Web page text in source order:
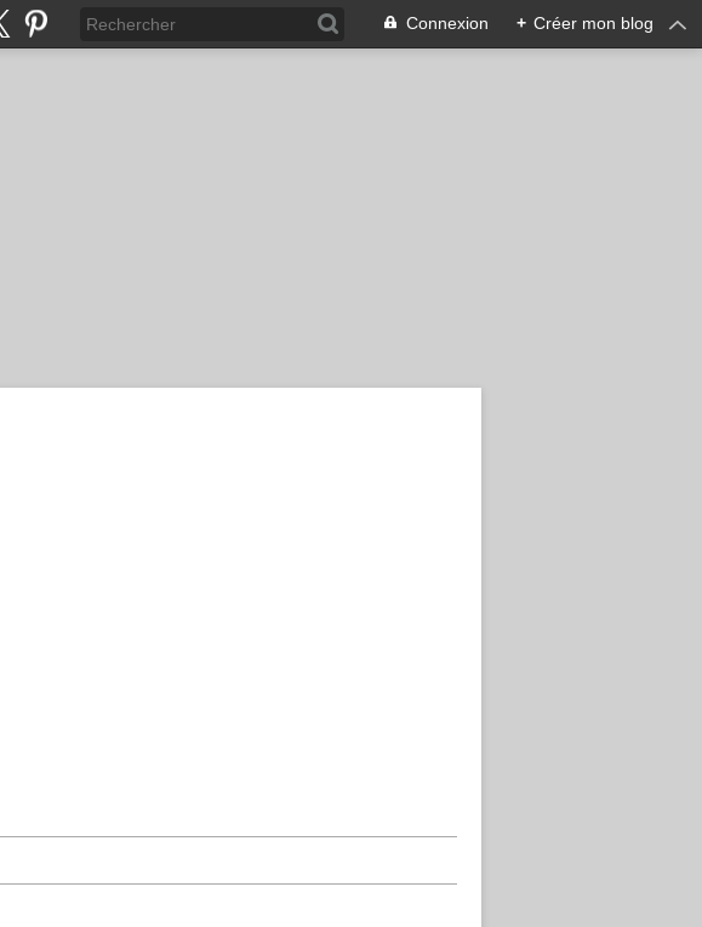
Connexion + Créer mon blog